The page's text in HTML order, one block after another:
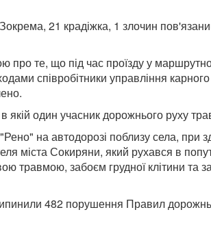
21 крадіжка, 1 злочин
про те, що під час проїзду у
співробітники управління
один учасник дорожнього руху
на автодорозі поблизу села, при
міста Сокиряни, який рухався в
забоєм грудної клітини та
482 порушення Правил